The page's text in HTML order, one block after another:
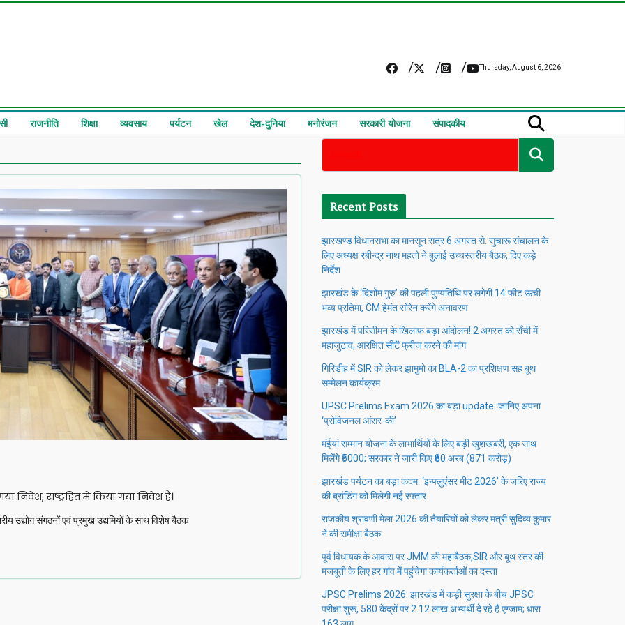
Thursday, August 6, 2026
राजनीति शिक्षा व्यवसाय पर्यटन खेल देश-दुनिया मनोरंजन सरकारी योजना संपादकीय
निवेश, राष्ट्रहित में किया गया निवेश है।
उद्योग संगठनों एवं प्रमुख उद्यमियों के साथ विशेष बैठक
Recent Posts
झारखण्ड विधानसभा का मानसून सत्र 6 अगस्त से: सुचारू संचालन के
लिए अध्यक्ष रबीन्द्र नाथ महतो ने बुलाई उच्चस्तरीय बैठक, दिए कड़े
निर्देश
झारखंड के ‘दिशोम गुरु’ की पहली पुण्यतिथि पर लगेगी 14 फीट ऊंची
भव्य प्रतिमा, CM हेमंत सोरेन करेंगे अनावरण
झारखंड में परिसीमन के खिलाफ बड़ा आंदोलन! 2 अगस्त को राँची में
महाजुटाव, आरक्षित सीटें फ्रीज करने की मांग
गिरिडीह में SIR को लेकर झामुमो का BLA-2 का प्रशिक्षण सह बूथ
सम्मेलन कार्यक्रम
UPSC Prelims Exam 2026 का बड़ा update: जानिए अपना
‘प्रोविजनल आंसर-की’
मंईयां सम्मान योजना के लाभार्थियों के लिए बड़ी खुशखबरी, एक साथ
मिलेंगे ₹5000; सरकार ने जारी किए ₹80 अरब (871 करोड़)
झारखंड पर्यटन का बड़ा कदम: ‘इन्फ्लुएंसर मीट 2026’ के जरिए राज्य
की ब्रांडिंग को मिलेगी नई रफ्तार
राजकीय श्रावणी मेला 2026 की तैयारियों को लेकर मंत्री सुदिव्य कुमार
ने की समीक्षा बैठक
पूर्व विधायक के आवास पर JMM की महाबैठक,SIR और बूथ स्तर की
मजबूती के लिए हर गांव में पहुंचेगा कार्यकर्ताओं का दस्ता
JPSC Prelims 2026: झारखंड में कड़ी सुरक्षा के बीच JPSC
परीक्षा शुरू, 580 केंद्रों पर 2.12 लाख अभ्यर्थी दे रहे हैं एग्जाम; धारा